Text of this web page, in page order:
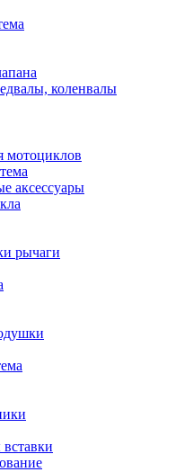
коленвалы
мотоциклов
аксессуары
рычаги